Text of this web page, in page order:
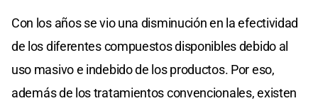
Con los años se vio una disminución en la efectividad
de los diferentes compuestos disponibles debido al
uso masivo e indebido de los productos. Por eso,
además de los tratamientos convencionales, existen